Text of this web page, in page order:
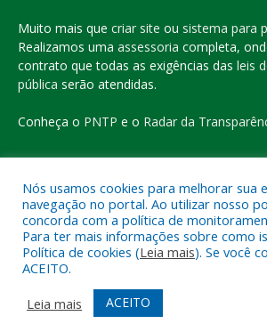
Muito mais que criar site ou sistema para
Realizamos uma assessoria completa,
contrato que todas as exigências das leis
pública serão atendidas.
Conheça o PNTP e o Radar da
Todos os direitos reservados a Prefeitura
do Carajás
Mapa do Site
Acessar o Webmail
Nós usamos cookies para melhorar sua
navegação no portal. Ao utilizar nosso
concorda com a política de
Para ter mais informações sobre como
Política de cookies (Leia mais). Se você
ACEITO.
Leia mais
ACEITO